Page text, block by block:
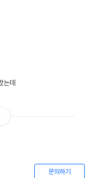
는데
문의하기